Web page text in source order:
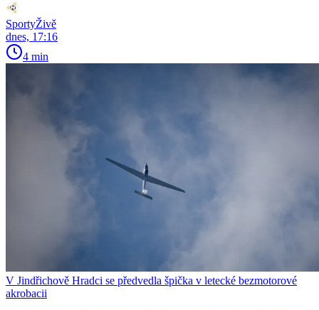
SportyŽivě
dnes, 17:16
4 min
V Jindřichově Hradci se předvedla špička v letecké bezmotorové
akrobacii